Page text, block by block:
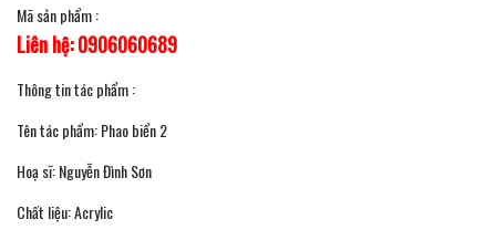
Mã sản phẩm :
Liên hệ: 0906060689
Thông tin tác phẩm :
Tên tác phẩm: Phao biển 2
Hoạ sĩ: Nguyễn Đình Sơn
Chất liệu: Acrylic